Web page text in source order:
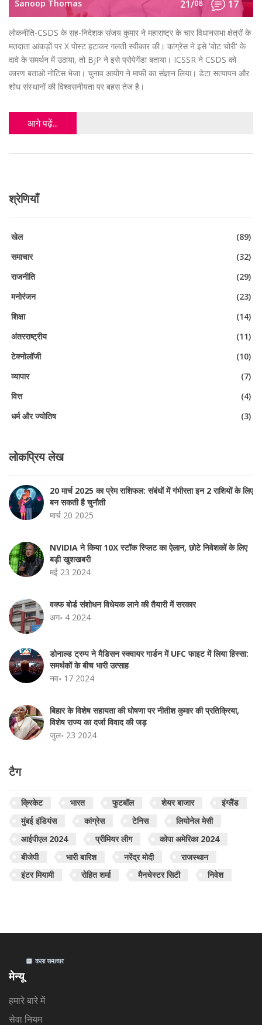
Sanoop Thomas 21/08 17
लोकनीति-CSDS के सह-निदेशक संजय कुमार ने महाराष्ट्र के चार विधानसभा क्षेत्रों के
मतदाता आंकड़ों पर X पोस्ट हटाकर गलती स्वीकार की। कांग्रेस ने इसे 'वोट चोरी' के
दावे के समर्थन में उठाया, तो BJP ने इसे प्रोपेगेंडा बताया। ICSSR ने CSDS को
कारण बताओ नोटिस भेजा। चुनाव आयोग ने माफी का संज्ञान लिया। डेटा सत्यापन और
शोध संस्थानों की विश्वसनीयता पर बहस तेज है।
आगे पढ़ें...
श्रेणियाँ
खेल
(89)
समाचार
(32)
राजनीति
(29)
मनोरंजन
(23)
शिक्षा
(14)
अंतरराष्ट्रीय
(11)
टेक्नोलॉजी
(10)
व्यापार
(7)
वित्त
(4)
धर्म और ज्योतिष
(3)
लोकप्रिय लेख
20 मार्च 2025 का प्रेम राशिफल: संबंधों में गंभीरता इन 2 राशियों के लिए
बन सकती है चुनौती
मार्च 20 2025
NVIDIA ने किया 10X स्टॉक स्प्लिट का ऐलान, छोटे निवेशकों के लिए
बड़ी खुशखबरी
मई 23 2024
वक्फ बोर्ड संशोधन विधेयक लाने की तैयारी में सरकार
अग॰ 4 2024
डोनाल्ड ट्रम्प ने मैडिसन स्क्वायर गार्डन में UFC फाइट में लिया हिस्सा:
समर्थकों के बीच भारी उत्साह
नव॰ 17 2024
बिहार के विशेष सहायता की घोषणा पर नीतीश कुमार की प्रतिक्रिया,
विशेष राज्य का दर्जा विवाद की जड़
जुल॰ 23 2024
टैग
क्रिकेट भारत फुटबॉल शेयर बाजार
इंग्लैंड
मुंबई इंडियंस
कांग्रेस टेनिस
लियोनेल मेसी
आईपीएल 2024
प्रीमियर लीग
कोपा अमेरिका 2024
बीजेपी
भारी बारिश नरेंद्र मोदी
राजस्थान
इंटर मियामी
रोहित शर्मा मैनचेस्टर सिटी निवेश
मेन्यू
हमारे बारे में
सेवा नियम